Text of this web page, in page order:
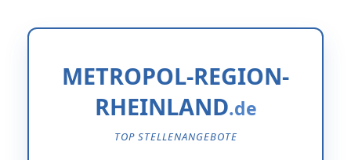
METROPOL-REGION-
RHEINLAND
TOP STELLENANGEBOTE